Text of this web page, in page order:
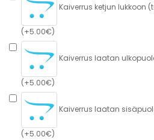
Kaiverrus ketjun lukkoon
(+5.00€)
Kaiverrus laatan
(+5.00€)
Kaiverrus laatan
(+5.00€)